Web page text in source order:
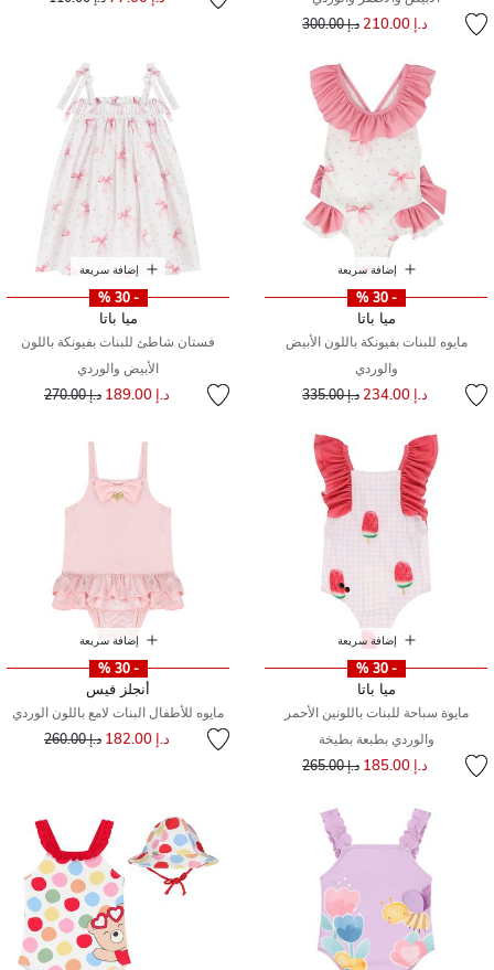
د.إ 210.00 سعر مخفض مند.إ 300.00
إضافة سريعة
- 30 %
ميا باتا
مايوه للبنات بفيونكة باللون الأبيض
والوردي
د.إ 234.00 سعر مخفض مند.إ 335.00
إضافة سريعة
- 30 %
ميا باتا
فستان شاطئ للبنات بفيونكة باللون
الأبيض والوردي
د.إ 189.00 سعر مخفض من
د.إ 270.00 إلى
إضافة سريعة
- 30 %
ميا باتا
مايوة سباحة للبنات باللونين الأحمر
والوردي بطبعة بطيخة
د.إ 185.00 سعر مخفض مند.إ 265.00
إضافة سريعة
- 30 %
أنجلز فيس
مايوه للأطفال البنات لامع باللون الوردي
د.إ 182.00 سعر مخفض من
د.إ 260.00 إلى